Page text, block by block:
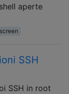
aperte
SSH
SSH in root